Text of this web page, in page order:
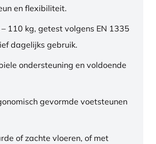
en flexibiliteit.
110 kg, getest volgens EN 1335
dagelijks gebruik.
ondersteuning en voldoende
gevormde voetsteunen
of zachte vloeren, of met